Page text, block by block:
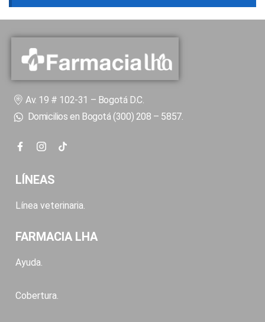
Av. 19 # 102-31 – Bogotá D.C.
Domicilios en Bogotá (300) 208 – 5857.
LÍNEAS
Línea veterinaria.
FARMACIA LHA
Ayuda.
Cobertura.